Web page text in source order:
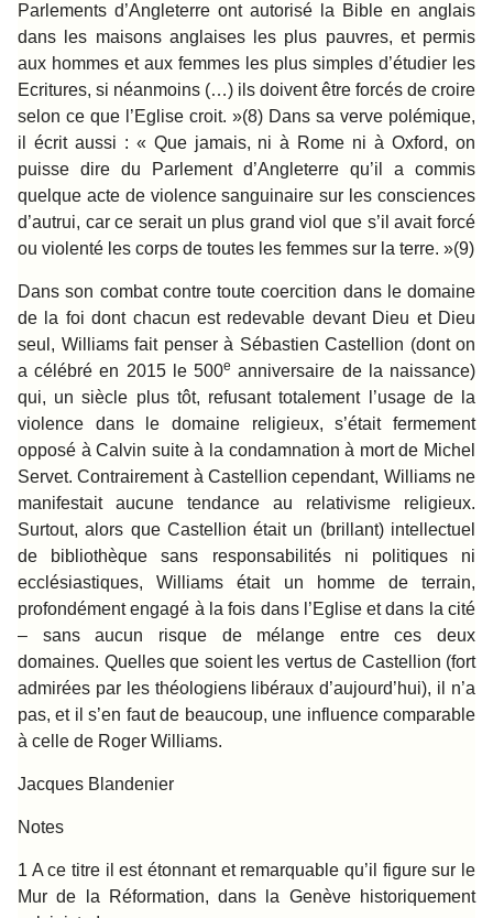
Parlements d’Angleterre ont autorisé la Bible en anglais
dans les maisons anglaises les plus pauvres, et permis
aux hommes et aux femmes les plus simples d’étudier les
Ecritures, si néanmoins (…) ils doivent être forcés de croire
selon ce que l’Eglise croit. »(8) Dans sa verve polémique,
il écrit aussi : « Que jamais, ni à Rome ni à Oxford, on
puisse dire du Parlement d’Angleterre qu’il a commis
quelque acte de violence sanguinaire sur les consciences
d’autrui, car ce serait un plus grand viol que s’il avait forcé
ou violenté les corps de toutes les femmes sur la terre. »(9)
Dans son combat contre toute coercition dans le domaine
de la foi dont chacun est redevable devant Dieu et Dieu
seul, Williams fait penser à Sébastien Castellion (dont on
a célébré en 2015 le 500e anniversaire de la naissance)
qui, un siècle plus tôt, refusant totalement l’usage de la
violence dans le domaine religieux, s’était fermement
opposé à Calvin suite à la condamnation à mort de Michel
Servet. Contrairement à Castellion cependant, Williams ne
manifestait aucune tendance au relativisme religieux.
Surtout, alors que Castellion était un (brillant) intellectuel
de bibliothèque sans responsabilités ni politiques ni
ecclésiastiques, Williams était un homme de terrain,
profondément engagé à la fois dans l’Eglise et dans la cité
– sans aucun risque de mélange entre ces deux
domaines. Quelles que soient les vertus de Castellion (fort
admirées par les théologiens libéraux d’aujourd’hui), il n’a
pas, et il s’en faut de beaucoup, une influence comparable
à celle de Roger Williams.
Jacques Blandenier
Notes
1 A ce titre il est étonnant et remarquable qu’il figure sur le
Mur de la Réformation, dans la Genève historiquement